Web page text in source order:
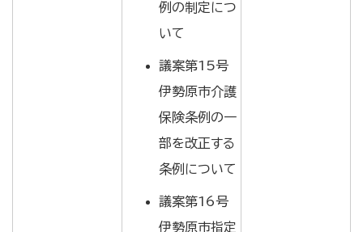
例の制定につ
いて
議案第15号
伊勢原市介護
保険条例の一
部を改正する
条例について
議案第16号
伊勢原市指定